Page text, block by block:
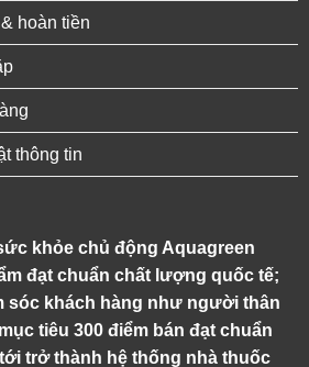
hoàn tiền
thông tin
khỏe chủ động Aquagreen
đạt chuẩn chất lượng quốc tế;
sóc khách hàng như người thân
tiêu 300 điểm bán đạt chuẩn
trở thành hệ thống nhà thuốc